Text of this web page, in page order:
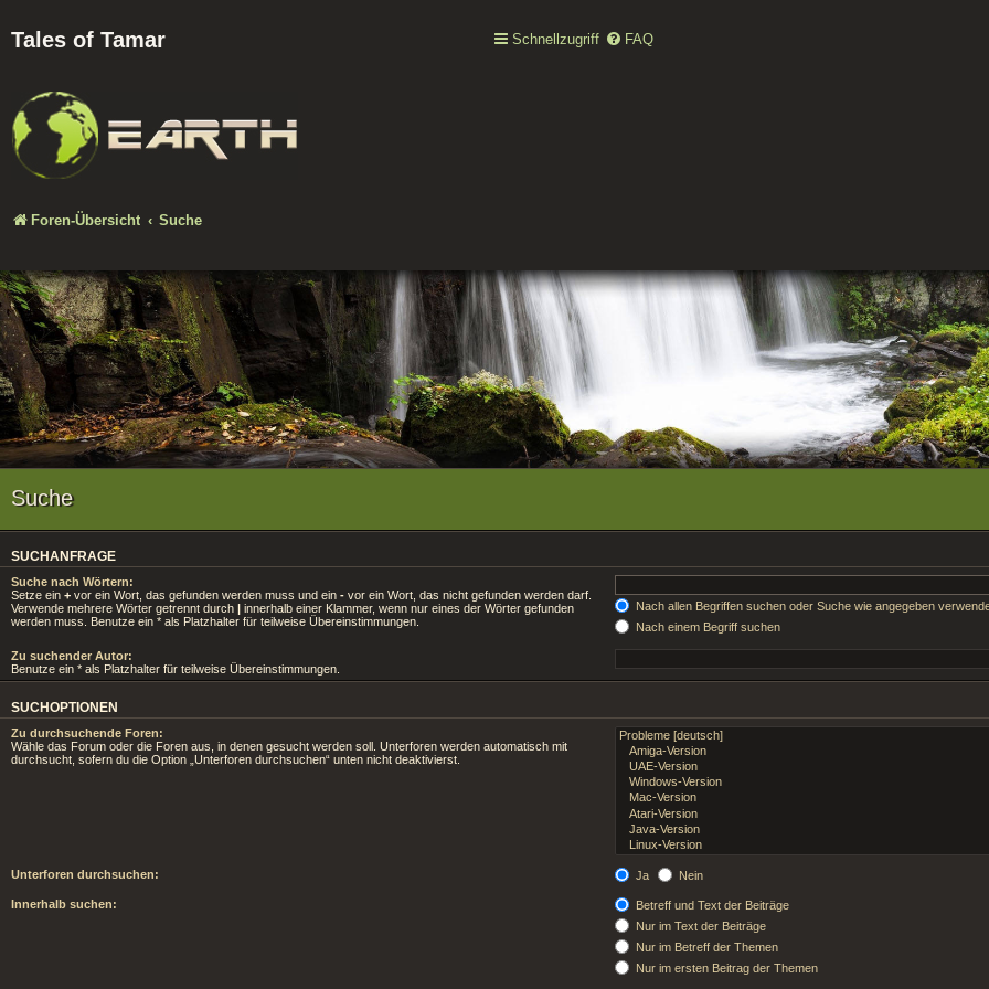
Tales of Tamar Schnellzugriff FAQ
Foren-Übersicht Suche
Suche
SUCHANFRAGE
Suche nach Wörtern:
Setze ein + vor ein Wort, das gefunden werden muss und ein - vor ein Wort, das nicht gefunden werden darf.
Verwende mehrere Wörter getrennt durch | innerhalb einer Klammer, wenn nur eines der Wörter gefunden
werden muss. Benutze ein * als Platzhalter für teilweise Übereinstimmungen.
Nach allen Begriffen suchen oder Suche wie angegeben
Nach einem Begriff suchen
Zu suchender Autor:
Benutze ein * als Platzhalter für teilweise Übereinstimmungen.
SUCHOPTIONEN
Zu durchsuchende Foren:
Wähle das Forum oder die Foren aus, in denen gesucht werden soll. Unterforen werden automatisch mit
durchsucht, sofern du die Option „Unterforen durchsuchen“ unten nicht deaktivierst.
Unterforen durchsuchen: Ja Nein
Innerhalb suchen:
Betreff und Text der Beiträge
Nur im Text der Beiträge
Nur im Betreff der Themen
Nur im ersten Beitrag der Themen